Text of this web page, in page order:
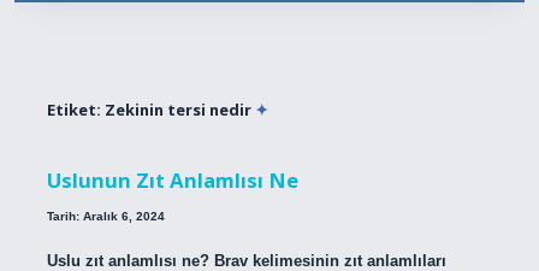
Etiket: Zekinin tersi nedir
Uslunun Zıt Anlamlısı Ne
Tarih: Aralık 6, 2024
Uslu zıt anlamlısı ne? Brav kelimesinin zıt anlamlıları